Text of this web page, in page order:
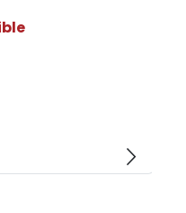
arrow_forward_ios